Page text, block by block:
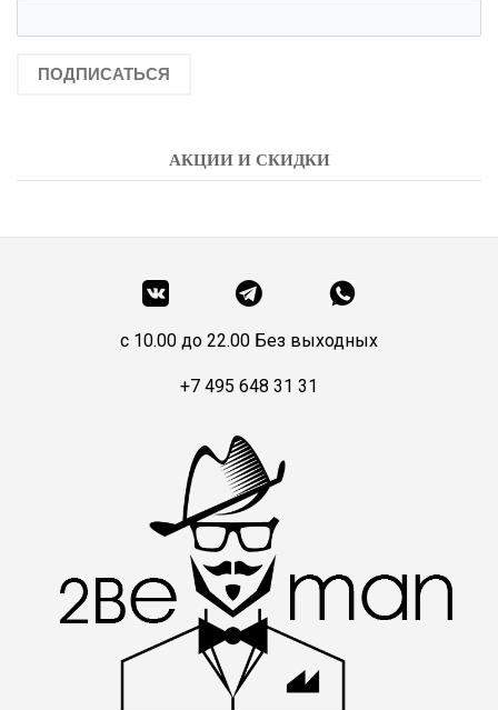
ПОДПИСАТЬСЯ
АКЦИИ И СКИДКИ
c 10.00 до 22.00 Без выходных
+7 495 648 31 31